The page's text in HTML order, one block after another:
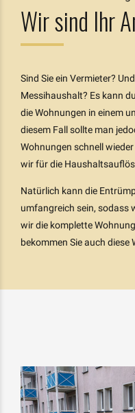
Wir sind Ihr
Sind Sie ein Vermieter?
Messihaushalt? Es kann
die Wohnungen in einem
diesem Fall sollte man
Wohnungen schnell
wir für die
Natürlich kann die
umfangreich sein, sodass
wir die komplette
bekommen Sie auch diese